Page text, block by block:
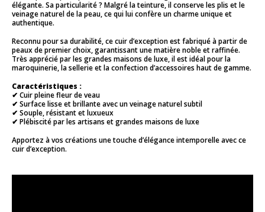
élégante. Sa particularité ? Malgré la teinture, il conserve les plis et le
veinage naturel de la peau, ce qui lui confère un charme unique et
authentique.
Reconnu pour sa durabilité, ce cuir d’exception est fabriqué à partir de
peaux de premier choix, garantissant une matière noble et raffinée.
Très apprécié par les grandes maisons de luxe, il est idéal pour la
maroquinerie, la sellerie et la confection d’accessoires haut de gamme.
Caractéristiques :
✔ Cuir pleine fleur de veau
✔ Surface lisse et brillante avec un veinage naturel subtil
✔ Souple, résistant et luxueux
✔ Plébiscité par les artisans et grandes maisons de luxe
Apportez à vos créations une touche d’élégance intemporelle avec ce
cuir d’exception.